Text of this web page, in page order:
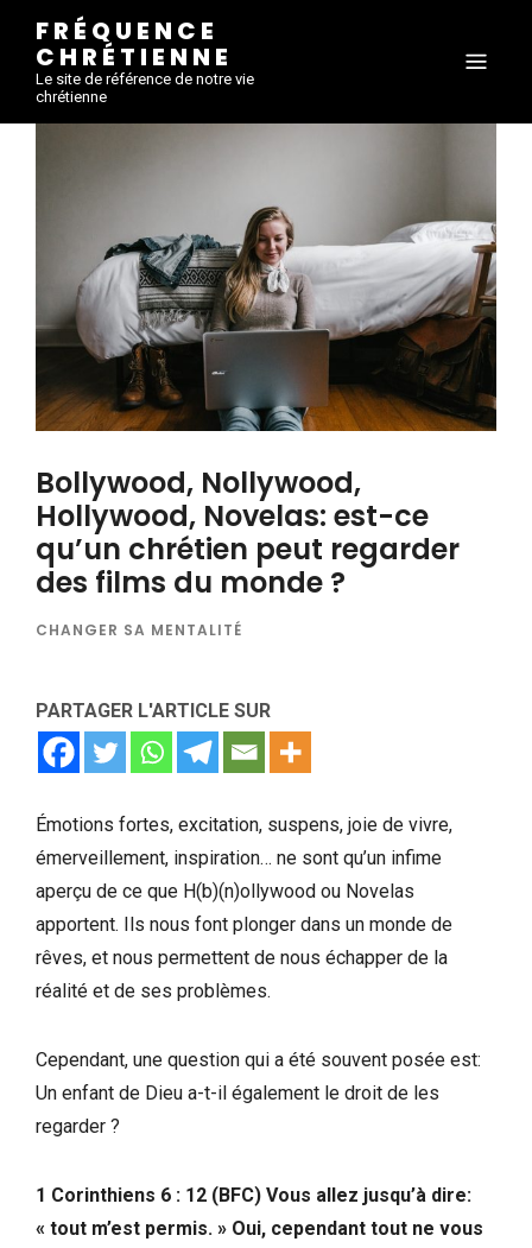
FRÉQUENCE
CHRÉTIENNE
Le site de référence de notre vie
chrétienne
Bollywood, Nollywood,
Hollywood, Novelas: est-ce
qu’un chrétien peut regarder
des films du monde ?
CHANGER SA MENTALITÉ
PARTAGER L'ARTICLE SUR
Émotions fortes, excitation, suspens, joie de vivre,
émerveillement, inspiration… ne sont qu’un infime
aperçu de ce que H(b)(n)ollywood ou Novelas
apportent. Ils nous font plonger dans un monde de
rêves, et nous permettent de nous échapper de la
réalité et de ses problèmes.
Cependant, une question qui a été souvent posée est:
Un enfant de Dieu a-t-il également le droit de les
regarder ?
1 Corinthiens 6 : 12 (BFC) Vous allez jusqu’à dire:
« tout m’est permis. » Oui, cependant tout ne vous